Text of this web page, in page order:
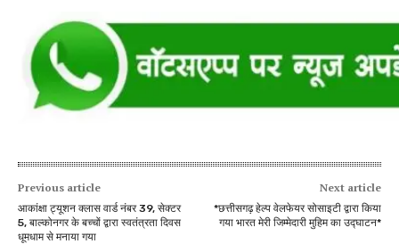
Previous article
आकांक्षा ट्यूशन क्लास वार्ड नंबर 39, सेक्टर
5, बाल्कोनगर के बच्चों द्वारा स्वतंत्रता दिवस
धूमधाम से मनाया गया
Next article
*छत्तीसगढ़ हेल्प वेलफेयर सोसाइटी द्वारा किया
गया भारत मेरी जिम्मेदारी मुहिम का उद्घाटन*